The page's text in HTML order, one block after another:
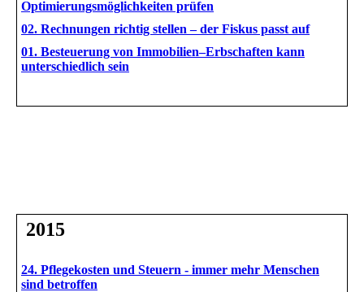
Optimierungsmöglichkeiten prüfen
02. Rechnungen richtig stellen – der Fiskus passt auf
01. Besteuerung von Immobilien–Erbschaften kann
unterschiedlich sein
2015
24. Pflegekosten und Steuern - immer mehr Menschen
sind betroffen